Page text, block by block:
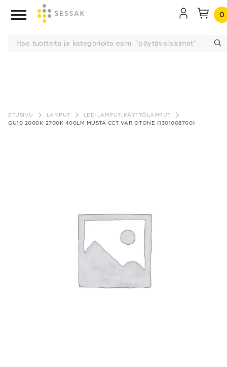
sisältöön
0
ETUSIVU LAMPUT
LED-LAMPUT, KÄYTTÖLAMPUT
GU10 2000K-2700K 400LM MUSTA CCT VARIOTONE (1301008700)